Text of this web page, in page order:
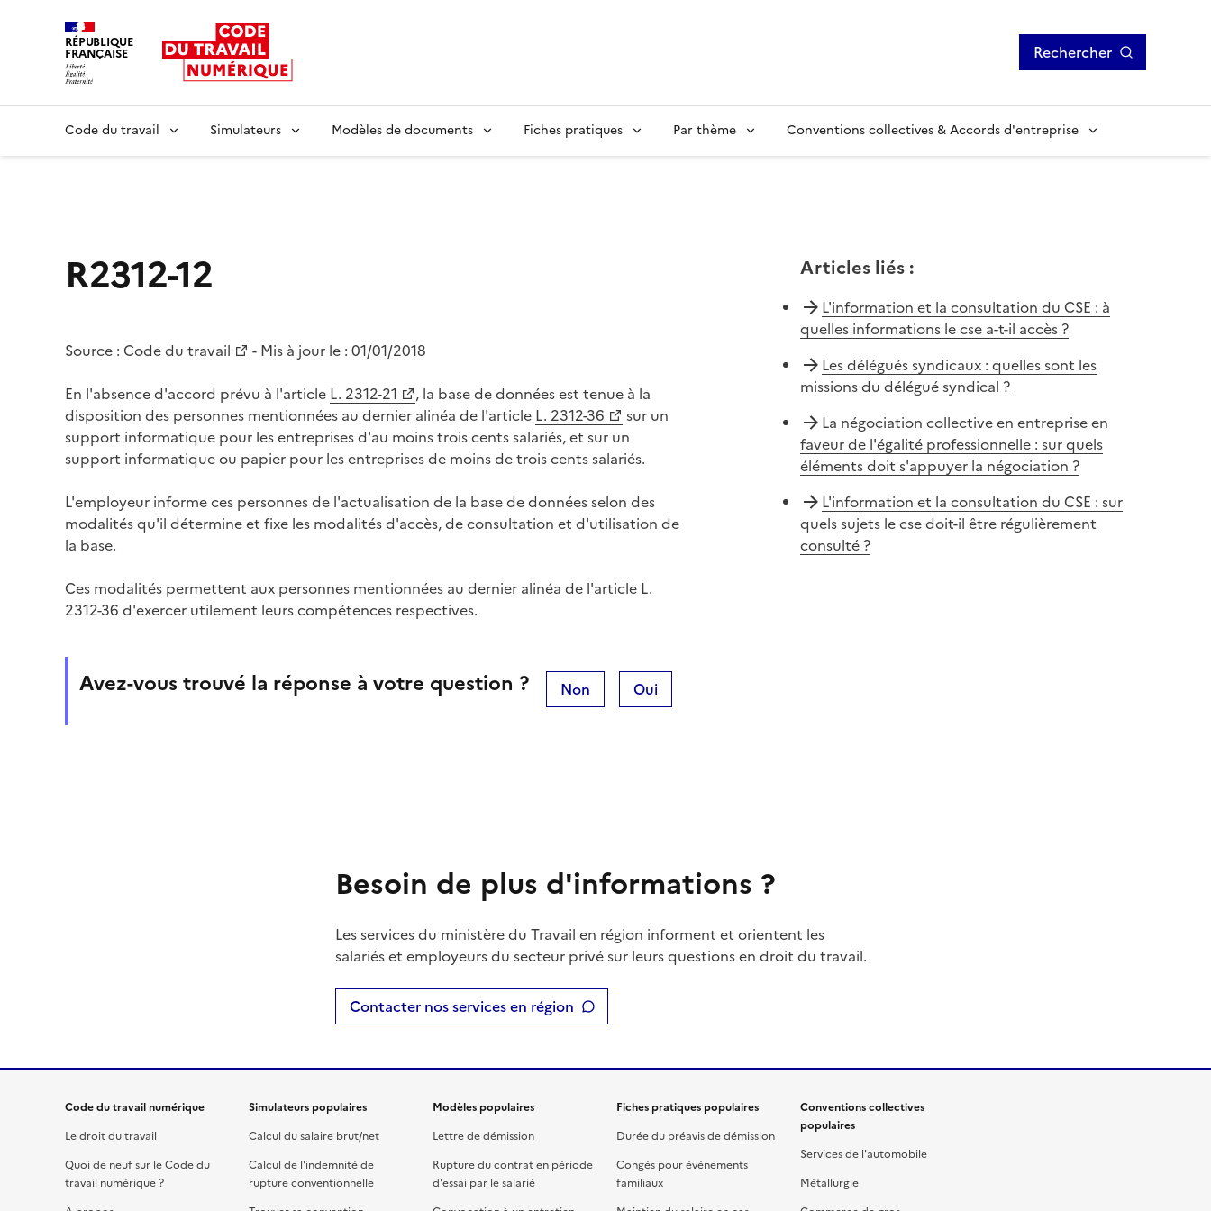
RÉPUBLIQUE
FRANÇAISE Rechercher
Code du travail Simulateurs Modèles de documents Fiches pratiques Par thème Conventions collectives & Accords d'entreprise
R2312-12
Source : Code du travail - Mis à jour le : 01/01/2018
En l'absence d'accord prévu à l'article L. 2312-21
, la base de données est tenue à la
disposition des personnes mentionnées au dernier alinéa de l'article L. 2312-36
sur un
support informatique pour les entreprises d'au moins trois cents salariés, et sur un
support informatique ou papier pour les entreprises de moins de trois cents salariés.
L'employeur informe ces personnes de l'actualisation de la base de données selon des
modalités qu'il détermine et fixe les modalités d'accès, de consultation et d'utilisation de
la base.
Ces modalités permettent aux personnes mentionnées au dernier alinéa de l'article L.
2312-36 d'exercer utilement leurs compétences respectives.
Avez-vous trouvé la réponse à votre question ? Non Oui
Articles liés:
L'information et la consultation du CSE : à
quelles informations le cse a-t-il accès ?
Les délégués syndicaux : quelles sont les
missions du délégué syndical ?
La négociation collective en entreprise en
faveur de l'égalité professionnelle : sur quels
éléments doit s'appuyer la négociation ?
L'information et la consultation du CSE : sur
quels sujets le cse doit-il être régulièrement
consulté ?
Besoin de plus d'informations ?
Les services du ministère du Travail en région informent et orientent les
salariés et employeurs du secteur privé sur leurs questions en droit du travail.
Contacter nos services en région
Code du travail numérique
Le droit du travail
Quoi de neuf sur le Code du
travail numérique ?
Simulateurs populaires
Calcul du salaire brut/net
Calcul de l'indemnité de
rupture conventionnelle
Modèles populaires
Lettre de démission
Rupture du contrat en période
d'essai par le salarié
Fiches pratiques populaires
Durée du préavis de démission
Congés pour événements
familiaux
Conventions collectives
populaires
Services de l'automobile
Métallurgie